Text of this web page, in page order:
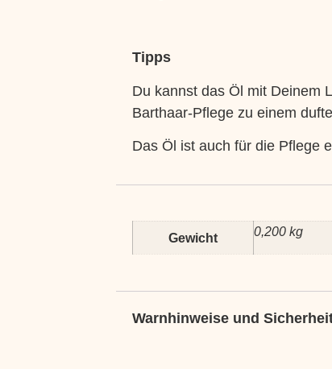
Tipps
Du kannst das Öl mit Deinem
Barthaar-Pflege zu einem
Das Öl ist auch für die Pflege
Gewicht 0,200 kg
Warnhinweise und